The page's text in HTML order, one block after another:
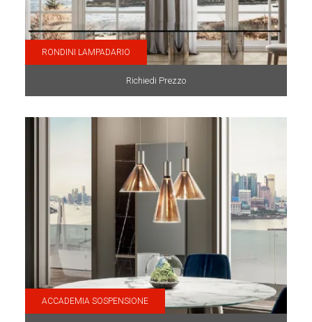
RONDINI LAMPADARIO
Richiedi Prezzo
ACCADEMIA SOSPENSIONE